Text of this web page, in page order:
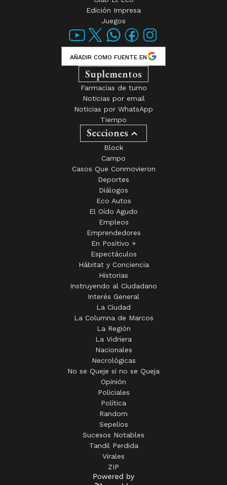
SUSCRIBITE
Nuestros medios
Eco TV
Tandil FM
Club El Eco
Edición Impresa
Juegos
AÑADIR COMO FUENTE EN
Suplementos
Farmacias de turno
Noticias por email
Noticias por WhatsApp
Tiempo
Secciones
Block
Campo
Casos Que Conmovieron
Deportes
Diálogos
Eco Autos
El Oído Agudo
Empleos
Emprendedores
En Positivo +
Espectáculos
Hábitat y Conciencia
Historias
Instruyendo al Ciudadano
Interés General
La Ciudad
La Región